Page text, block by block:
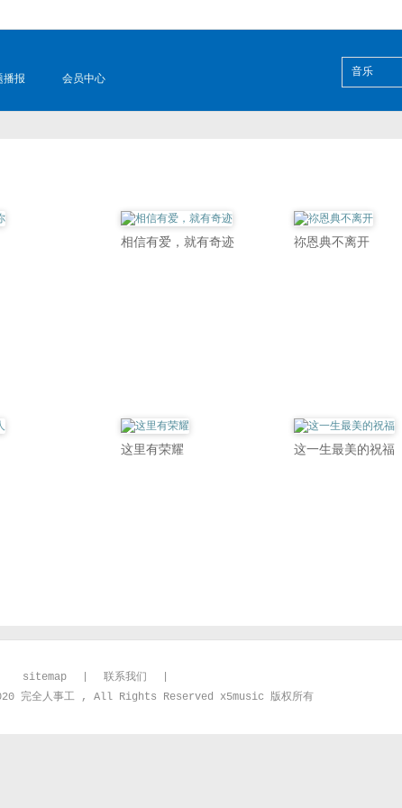
播报 会员中心 音乐
相信有爱，就有奇迹 祢恩典不离开
这里有荣耀 这一生最美的祝福
sitemap 联系我们
完全人事工 , All Rights Reserved x5music 版权所有